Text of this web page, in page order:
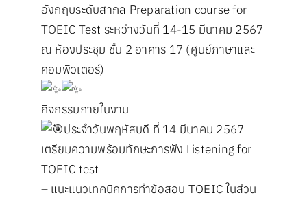
อังกฤษระดับสากล Preparation course for
TOEIC Test ระหว่างวันที่ 14-15 มีนาคม 2567
ณ ห้องประชุม ชั้น 2 อาคาร 17 (ศูนย์ภาษาและ
คอมพิวเตอร์)
กิจกรรมภายในงาน
ประจำวันพฤหัสบดี ที่ 14 มีนาคม 2567
เตรียมความพร้อมทักษะการฟัง Listening for
TOEIC test
– แนะแนวเทคนิคการทำข้อสอบ TOEIC ในส่วน